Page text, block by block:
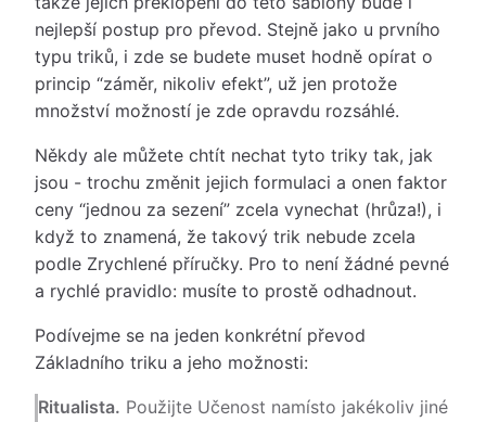
nejlepší postup pro převod. Stejně jako u prvního
typu triků, i zde se budete muset hodně opírat o
princip “záměr, nikoliv efekt”, už jen protože
množství možností je zde opravdu rozsáhlé.
Někdy ale můžete chtít nechat tyto triky tak, jak
jsou - trochu změnit jejich formulaci a onen faktor
ceny “jednou za sezení” zcela vynechat (hrůza!), i
když to znamená, že takový trik nebude zcela
podle Zrychlené příručky. Pro to není žádné pevné
a rychlé pravidlo: musíte to prostě odhadnout.
Podívejme se na jeden konkrétní převod
Základního triku a jeho možnosti:
Ritualista. Použijte Učenost namísto jakékoliv jiné